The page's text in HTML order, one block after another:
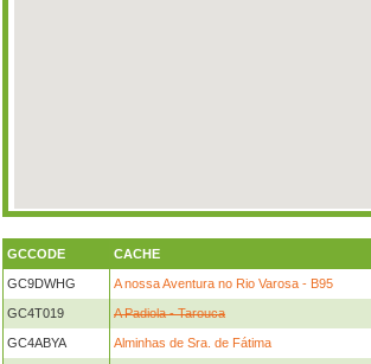
GCCODE CACHE
GC9DWHG A nossa Aventura no Rio Varosa - B95
GC4T019 A Padiola - Tarouca
GC4ABYA Alminhas de Sra. de Fátima